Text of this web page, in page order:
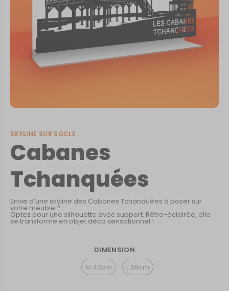
SKYLINE SUR SOCLE
Cabanes
Tchanquées
Envie d’une skyline des Cabanes Tchanquées à poser sur
votre meuble ?
Optez pour une silhouette avec support. Rétro-éclairée, elle
se transforme en objet déco sensationnel !
DIMENSION
M 40cm
L 68cm